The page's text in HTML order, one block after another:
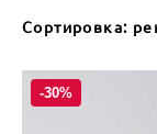
Сортировка:
-30%